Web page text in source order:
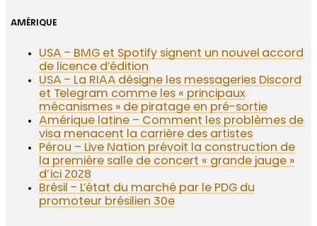
AMÉRIQUE
USA – BMG et Spotify signent un nouvel accord
de licence d’édition
USA – La RIAA désigne les messageries Discord
et Telegram comme les « principaux
mécanismes » de piratage en pré-sortie
Amérique latine – Comment les problèmes de
visa menacent la carrière des artistes
Pérou – Live Nation prévoit la construction de
la première salle de concert « grande jauge »
d’ici 2028
Brésil – L’état du marché par le PDG du
promoteur brésilien 30e